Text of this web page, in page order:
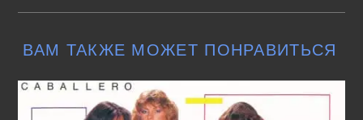
ВАМ ТАКЖЕ МОЖЕТ ПОНРАВИТЬСЯ